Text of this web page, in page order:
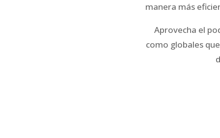
manera más
Aprovecha el
como globales